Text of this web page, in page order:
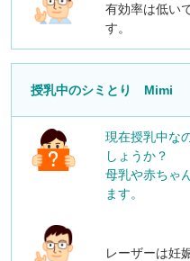
有効率は低い
す。
授乳中のシミとり Mimi
現在授乳中な
しょうか？
母乳や赤ちゃ
ます。
レーザーは妊